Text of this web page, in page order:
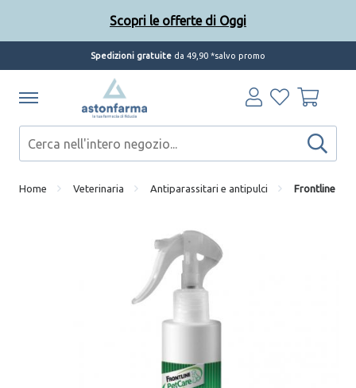
Spedizioni gratuite da 49,90 *salvo promo
Home Veterinaria Antiparassitari e antipulci Frontline
Scopri le offerte di Oggi